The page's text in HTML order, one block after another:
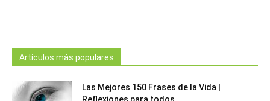
Artículos más populares
Las Mejores 150 Frases de la Vida |